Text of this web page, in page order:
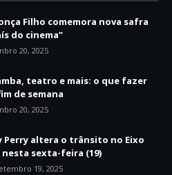
Filho comemora nova safra
do cinema”
20, 2025
teatro e mais: o que fazer
de semana
20, 2025
Perry altera o trânsito no Eixo
sexta-feira (19)
19, 2025